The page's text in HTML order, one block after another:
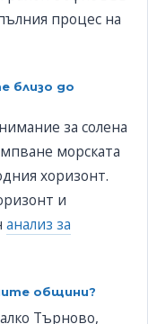
процес на
близо до
за солена
морската
хоризонт.
и
анализ за
общини?
Търново,